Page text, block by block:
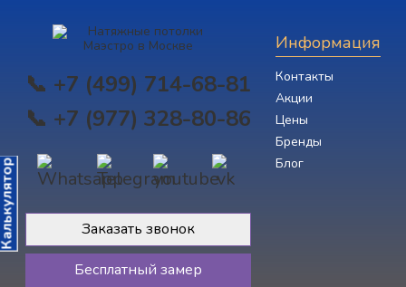
📞 +7 (499) 714-68-81
📞 +7 (977) 328-80-86
Заказать звонок
Бесплатный замер
Информация
Контакты
Акции
Цены
Бренды
Блог